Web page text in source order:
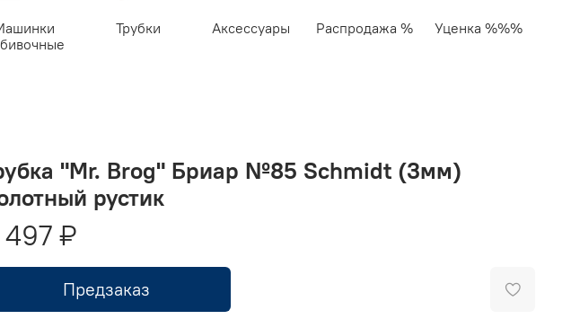
Трубки Аксессуары Распродажа % Уценка %%%
"Mr. Brog" Бриар №85 Schmidt (3мм)
рустик
₽
Предзаказ